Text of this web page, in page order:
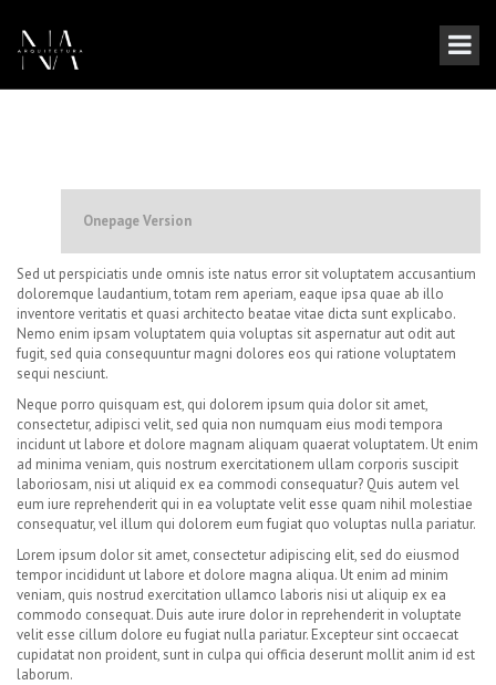
Onepage Version
Sed ut perspiciatis unde omnis iste natus error sit voluptatem accusantium
doloremque laudantium, totam rem aperiam, eaque ipsa quae ab illo
inventore veritatis et quasi architecto beatae vitae dicta sunt explicabo.
Nemo enim ipsam voluptatem quia voluptas sit aspernatur aut odit aut
fugit, sed quia consequuntur magni dolores eos qui ratione voluptatem
sequi nesciunt.
Neque porro quisquam est, qui dolorem ipsum quia dolor sit amet,
consectetur, adipisci velit, sed quia non numquam eius modi tempora
incidunt ut labore et dolore magnam aliquam quaerat voluptatem. Ut enim
ad minima veniam, quis nostrum exercitationem ullam corporis suscipit
laboriosam, nisi ut aliquid ex ea commodi consequatur? Quis autem vel
eum iure reprehenderit qui in ea voluptate velit esse quam nihil molestiae
consequatur, vel illum qui dolorem eum fugiat quo voluptas nulla pariatur.
Lorem ipsum dolor sit amet, consectetur adipiscing elit, sed do eiusmod
tempor incididunt ut labore et dolore magna aliqua. Ut enim ad minim
veniam, quis nostrud exercitation ullamco laboris nisi ut aliquip ex ea
commodo consequat. Duis aute irure dolor in reprehenderit in voluptate
velit esse cillum dolore eu fugiat nulla pariatur. Excepteur sint occaecat
cupidatat non proident, sunt in culpa qui officia deserunt mollit anim id est
laborum.